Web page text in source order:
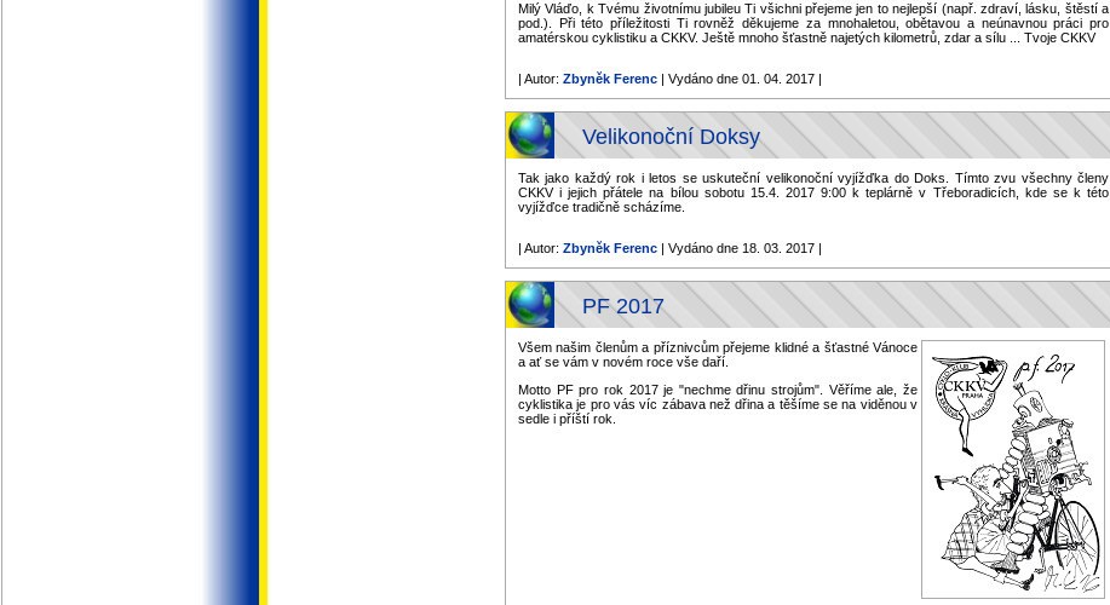
Milý Vláďo, k Tvému životnímu jubileu Ti všichni přejeme jen to nejlepší (např. zdraví, lásku, štěstí a
pod.). Při této příležitosti Ti rovněž děkujeme za mnohaletou, obětavou a neúnavnou práci pro
amatérskou cyklistiku a CKKV. Ještě mnoho šťastně najetých kilometrů, zdar a sílu ... Tvoje CKKV
| Autor: Zbyněk Ferenc | Vydáno dne 01. 04. 2017 |
Velikonoční Doksy
Tak jako každý rok i letos se uskuteční velikonoční vyjížďka do Doks. Tímto zvu všechny členy
CKKV i jejich přátele na bílou sobotu 15.4. 2017 9:00 k teplárně v Třeboradicích, kde se k této
vyjížďce tradičně scházíme.
| Autor: Zbyněk Ferenc | Vydáno dne 18. 03. 2017 |
PF 2017
Všem našim členům a příznivcům přejeme klidné a šťastné Vánoce
a ať se vám v novém roce vše daří.
Motto PF pro rok 2017 je "nechme dřinu strojům". Věříme ale, že
cyklistika je pro vás víc zábava než dřina a těšíme se na viděnou v
sedle i příští rok.